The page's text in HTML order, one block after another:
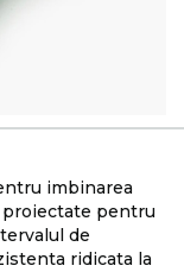
imbinarea
pentru
de
ridicata la